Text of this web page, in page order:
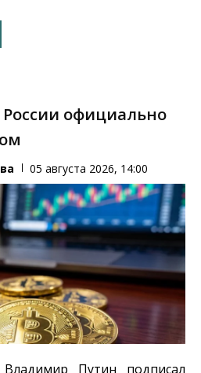
официально
05 августа 2026, 14:00
Путин подписал